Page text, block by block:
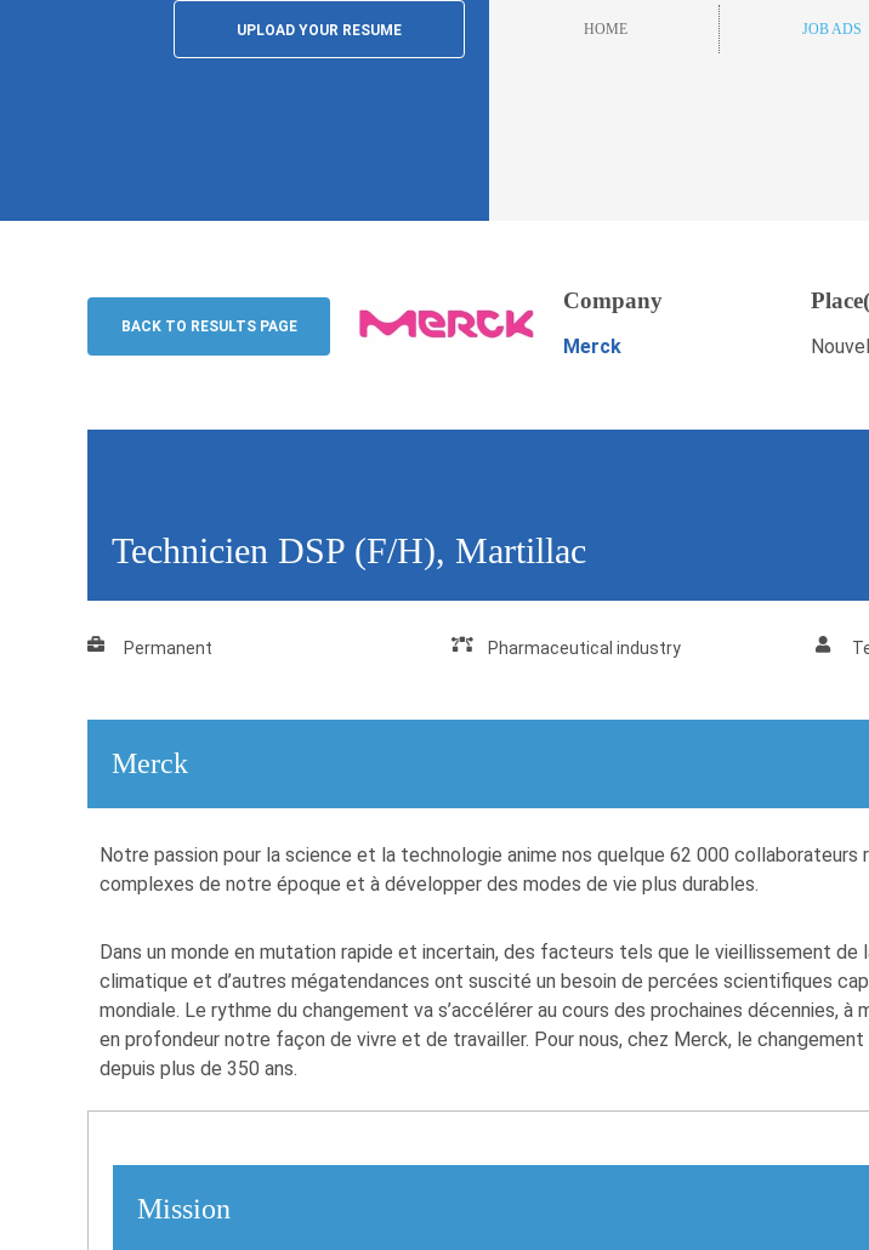
UPLOAD YOUR RESUME HOME JOB ADS
Merck
APPLY NOW
BACK TO RESULTS PAGE
Company
Merck
Technicien DSP (F/H), Martillac
Permanent Pharmaceutical industry
Merck
Notre passion pour la science et la technologie anime nos quelque 62 000
complexes de notre époque et à développer des modes de vie plus durables.
Dans un monde en mutation rapide et incertain, des facteurs tels que le vieillissement
climatique et d’autres mégatendances ont suscité un besoin de percées scientifiques
mondiale. Le rythme du changement va s’accélérer au cours des prochaines
en profondeur notre façon de vivre et de travailler. Pour nous, chez Merck, le changement
depuis plus de 350 ans.
Mission